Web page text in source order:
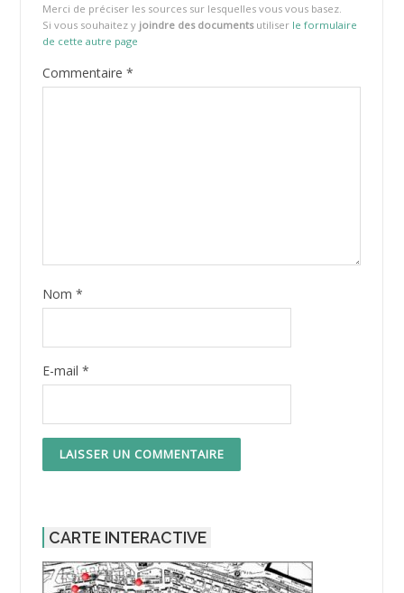
Merci de préciser les sources sur lesquelles vous vous basez.
Si vous souhaitez y joindre des documentsutiliser le formulaire
de cette autre page
Commentaire *
Nom *
E-mail *
CARTE INTERACTIVE